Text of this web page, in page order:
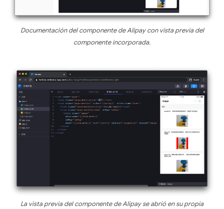
Documentación del componente de Alipay con vista previa del
componente incorporada.
La vista previa del componente de Alipay se abrió en su propia